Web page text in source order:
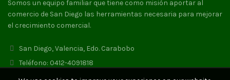
Somos un equipo familiar que tiene como misión aportar al
comercio de San Diego las herramientas necesaria para mejorar
el crecimiento comercial.
San Diego, Valencia, Edo. Carabobo
Teléfono: 0412-4091818